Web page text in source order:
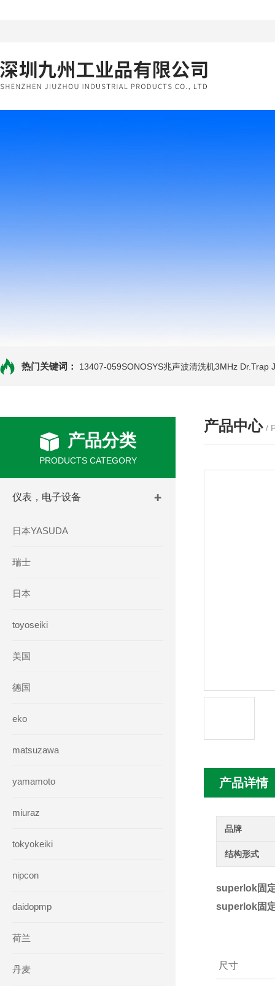
热门关键词： 13407-059SONOSYS兆声波清洗机3MHz Dr.Trap
产品分类
PRODUCTS CATEGORY
仪表，电子设备
日本YASUDA
瑞士
日本
toyoseiki
美国
德国
eko
matsuzawa
yamamoto
miuraz
tokyokeiki
nipcon
daidopmp
荷兰
丹麦
产品中心 /
产品详情
品牌
结构形式
superlok固
superlok固
尺寸